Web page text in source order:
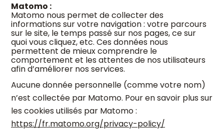
Matomo :
Matomo nous permet de collecter des
informations sur votre navigation : votre parcours
sur le site, le temps passé sur nos pages, ce sur
quoi vous cliquez, etc. Ces données nous
permettent de mieux comprendre le
comportement et les attentes de nos utilisateurs
afin d’améliorer nos services.
Aucune donnée personnelle (comme votre nom)
n’est collectée par Matomo. Pour en savoir plus sur
les cookies utilisés par Matomo :
https://fr.matomo.org/privacy-policy/